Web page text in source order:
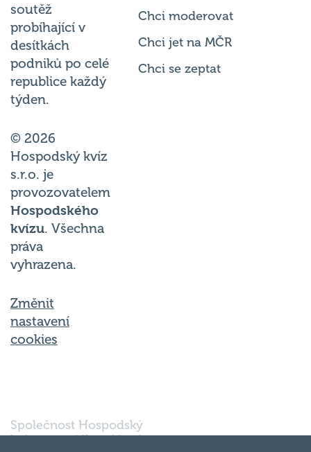
soutěž
probíhající v
desítkách
podniků po celé
republice každý
týden.
© 2026
Hospodský kvíz
s.r.o. je
provozovatelem
Hospodského
kvízu. Všechna
práva
vyhrazena.
Změnit
nastavení
cookies
Chci moderovat
Chci jet na MČR
Chci se zeptat
Společnost Hospodský
kvíz s.r.o., sídlem Nové